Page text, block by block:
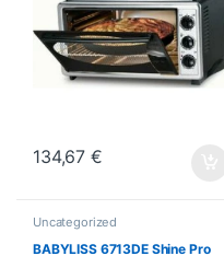
134,67€
Uncategorized
BABYLISS 6713DE Shine Pro